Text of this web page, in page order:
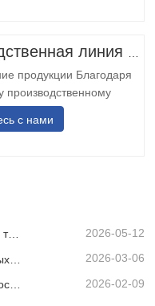
конвейер для
перфорацией
с…
продукции Благодаря
производственному
и
материал
лазерную
с нами
Алжирская совместная делегация трех клиентов проинспектировала нашу киномашину 2026-05-12
2026-03-06
2026-02-09